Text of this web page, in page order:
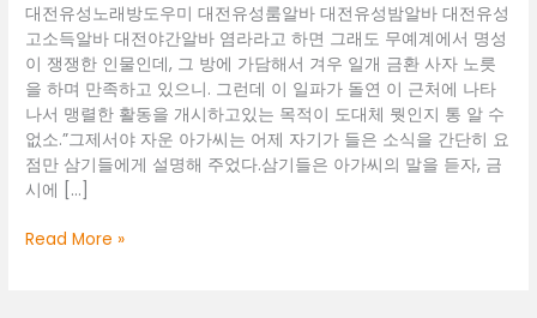
대전유성노래방도우미 대전유성룸알바 대전유성밤알바 대전유성
고소득알바 대전야간알바 염라라고 하면 그래도 무예계에서 명성
이 쟁쟁한 인물인데, 그 방에 가담해서 겨우 일개 금환 사자 노릇
을 하며 만족하고 있으니. 그런데 이 일파가 돌연 이 근처에 나타
나서 맹렬한 활동을 개시하고있는 목적이 도대체 뭣인지 통 알 수
없소.”그제서야 자운 아가씨는 어제 자기가 들은 소식을 간단히 요
점만 삼기들에게 설명해 주었다.삼기들은 아가씨의 말을 듣자, 금
시에 […]
대
Read More »